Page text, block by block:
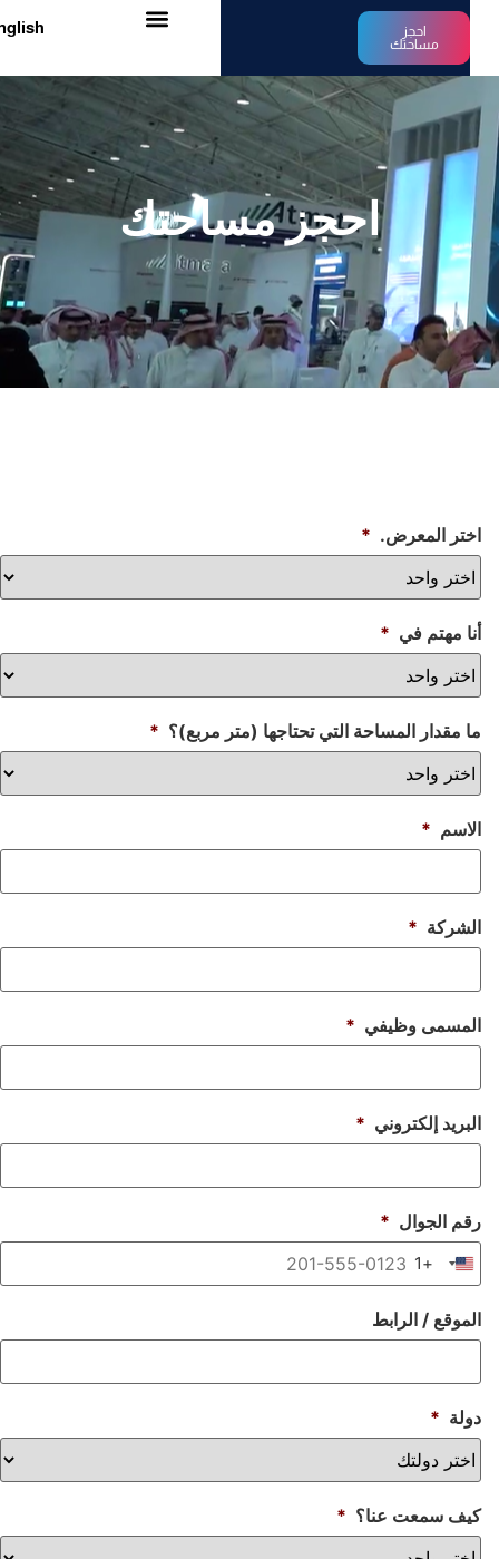
مساحتك
English
احجز مساحتك
المعرض. *
مهتم في *
مقدار المساحة التي تحتاجها (متر مربع)؟ *
*
*
وظيفي *
إلكتروني *
الجوال *
United States
+1
/ الرابط
*
سمعت عنا؟ *